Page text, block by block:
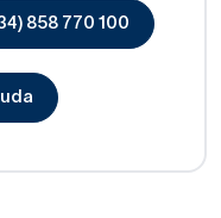
858 770 100